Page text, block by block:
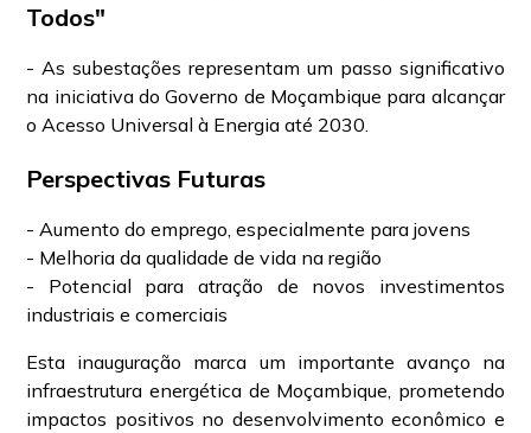
Todos"
- As subestações representam um passo significativo
na iniciativa do Governo de Moçambique para alcançar
o Acesso Universal à Energia até 2030.
Perspectivas Futuras
- Aumento do emprego, especialmente para jovens
- Melhoria da qualidade de vida na região
- Potencial para atração de novos investimentos
industriais e comerciais
Esta inauguração marca um importante avanço na
infraestrutura energética de Moçambique, prometendo
impactos positivos no desenvolvimento econômico e